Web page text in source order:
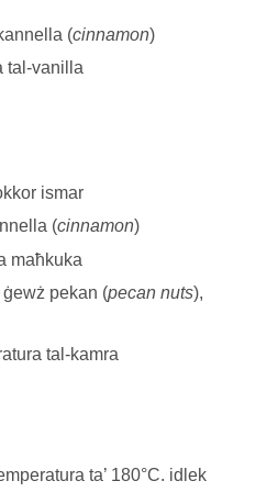
(cinnamon)
tal-vanilla
ismar
(cinnamon)
maħkuka
pekan (pecan nuts),
tal-kamra
ta’ 180°C. idlek